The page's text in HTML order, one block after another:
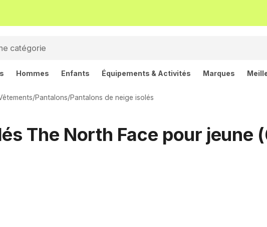
Hommes Enfants Équipements & Activités Marques
/Pantalons/Pantalons de neige isolés
The North Face pour jeune